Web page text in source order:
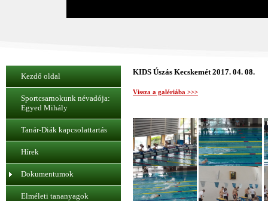
Kezdő oldal
Sportcsarnokunk névadója:
Egyed Mihály
Tanár-Diák kapcsolattartás
Hírek
Dokumentumok
Elméleti tananyagok
KIDS Úszás Kecskemét 2017. 04. 08.
Vissza a galériába >>>